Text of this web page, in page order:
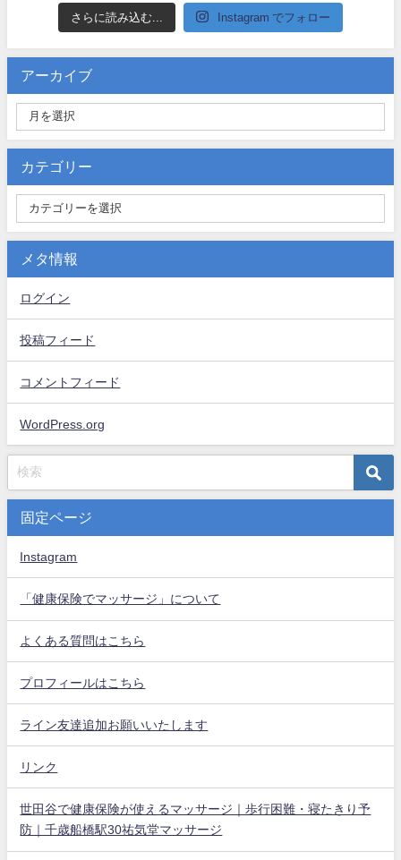
さらに読み込む... Instagram でフォロー
アーカイブ
カテゴリー
メタ情報
ログイン
投稿フィード
コメントフィード
WordPress.org
固定ページ
Instagram
「健康保険でマッサージ」について
よくある質問はこちら
プロフィールはこちら
ライン友達追加お願いいたします
リンク
世田谷で健康保険が使えるマッサージ｜歩行困難・寝たきり予
防｜千歳船橋駅30祐気堂マッサージ